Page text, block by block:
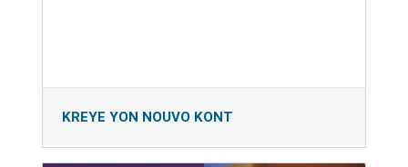
KREYE YON NOUVO KONT